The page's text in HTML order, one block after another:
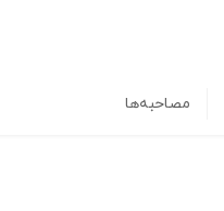
مصاحبه‌ها